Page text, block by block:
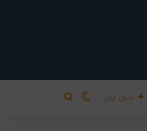
دنبال کردن تغییر پوسته
جستجو برای